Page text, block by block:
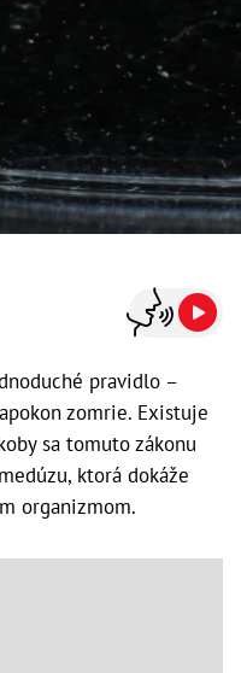
pravidlo –
zomrie. Existuje
sa tomuto zákonu
ktorá dokáže
organizmom.